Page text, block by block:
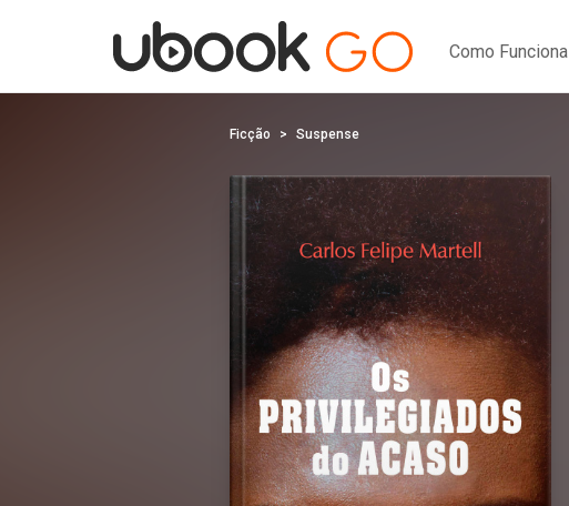
Como Funciona
Ficção Suspense